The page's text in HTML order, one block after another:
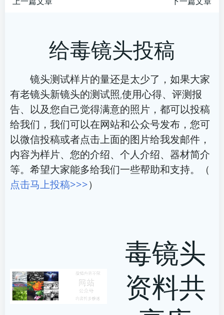
文
航
导
航
给毒镜头投稿
镜头测试样片的量还是太少了，如果大家
有老镜头新镜头的测试照,使用心得、评测报
告、以及您自己觉得满意的照片，都可以投稿
给我们，我们可以在网站和公众号发布，您可
以微信投稿或者点击上面的图片给我发邮件，
内容为样片、您的介绍、个人介绍、器材简介
等。希望大家能多给我们一些帮助和支持。（
点击马上投稿>>>）
毒镜头
资料共